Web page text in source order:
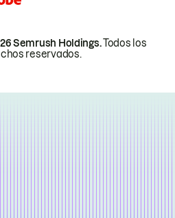
Semrush Holdings.Todos los
reservados.